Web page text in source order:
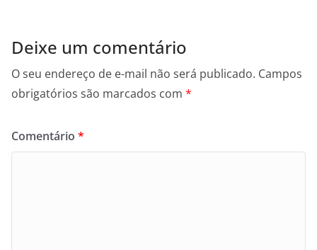
Deixe um comentário
O seu endereço de e-mail não será publicado. Campos
obrigatórios são marcados com *
Comentário *